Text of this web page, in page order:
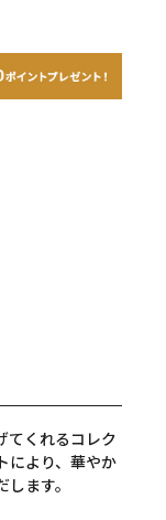
てくれるコレク
により、華やか
ます。